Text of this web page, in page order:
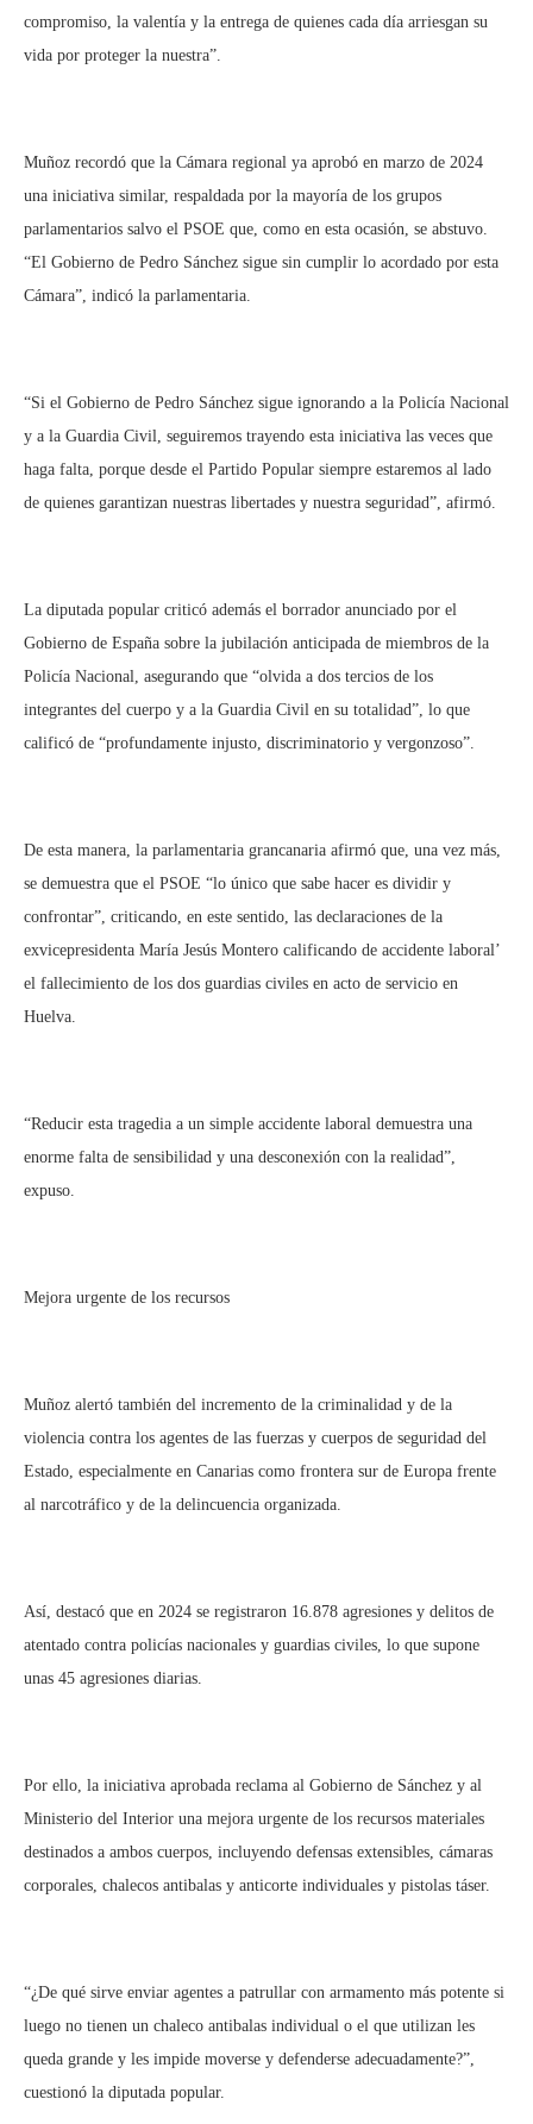
compromiso, la valentía y la entrega de quienes cada día arriesgan su
vida por proteger la nuestra”.
Muñoz recordó que la Cámara regional ya aprobó en marzo de 2024
una iniciativa similar, respaldada por la mayoría de los grupos
parlamentarios salvo el PSOE que, como en esta ocasión, se abstuvo.
“El Gobierno de Pedro Sánchez sigue sin cumplir lo acordado por esta
Cámara”, indicó la parlamentaria.
“Si el Gobierno de Pedro Sánchez sigue ignorando a la Policía Nacional
y a la Guardia Civil, seguiremos trayendo esta iniciativa las veces que
haga falta, porque desde el Partido Popular siempre estaremos al lado
de quienes garantizan nuestras libertades y nuestra seguridad”, afirmó.
La diputada popular criticó además el borrador anunciado por el
Gobierno de España sobre la jubilación anticipada de miembros de la
Policía Nacional, asegurando que “olvida a dos tercios de los
integrantes del cuerpo y a la Guardia Civil en su totalidad”, lo que
calificó de “profundamente injusto, discriminatorio y vergonzoso”.
De esta manera, la parlamentaria grancanaria afirmó que, una vez más,
se demuestra que el PSOE “lo único que sabe hacer es dividir y
confrontar”, criticando, en este sentido, las declaraciones de la
exvicepresidenta María Jesús Montero calificando de accidente laboral’
el fallecimiento de los dos guardias civiles en acto de servicio en
Huelva.
“Reducir esta tragedia a un simple accidente laboral demuestra una
enorme falta de sensibilidad y una desconexión con la realidad”,
expuso.
Mejora urgente de los recursos
Muñoz alertó también del incremento de la criminalidad y de la
violencia contra los agentes de las fuerzas y cuerpos de seguridad del
Estado, especialmente en Canarias como frontera sur de Europa frente
al narcotráfico y de la delincuencia organizada.
Así, destacó que en 2024 se registraron 16.878 agresiones y delitos de
atentado contra policías nacionales y guardias civiles, lo que supone
unas 45 agresiones diarias.
Por ello, la iniciativa aprobada reclama al Gobierno de Sánchez y al
Ministerio del Interior una mejora urgente de los recursos materiales
destinados a ambos cuerpos, incluyendo defensas extensibles, cámaras
corporales, chalecos antibalas y anticorte individuales y pistolas táser.
“¿De qué sirve enviar agentes a patrullar con armamento más potente si
luego no tienen un chaleco antibalas individual o el que utilizan les
queda grande y les impide moverse y defenderse adecuadamente?”,
cuestionó la diputada popular.